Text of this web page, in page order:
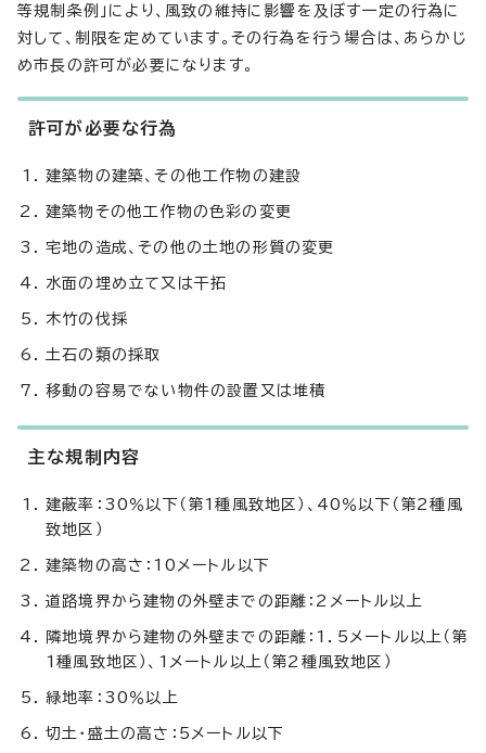
等規制条例」により、風致の維持に影響を及ぼす一定の行為に
対して、制限を定めています。その行為を行う場合は、あらかじ
め市長の許可が必要になります。
許可が必要な行為
建築物の建築、その他工作物の建設
建築物その他工作物の色彩の変更
宅地の造成、その他の土地の形質の変更
水面の埋め立て又は干拓
木竹の伐採
土石の類の採取
移動の容易でない物件の設置又は堆積
主な規制内容
建蔽率：30％以下（第1種風致地区）、40％以下（第2種風
致地区）
建築物の高さ：10メートル以下
道路境界から建物の外壁までの距離：2メートル以上
隣地境界から建物の外壁までの距離：1．5メートル以上（第
1種風致地区）、1メートル以上（第2種風致地区）
緑地率：30％以上
切土・盛土の高さ：5メートル以下